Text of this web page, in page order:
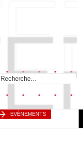
EVÈNEMENTS